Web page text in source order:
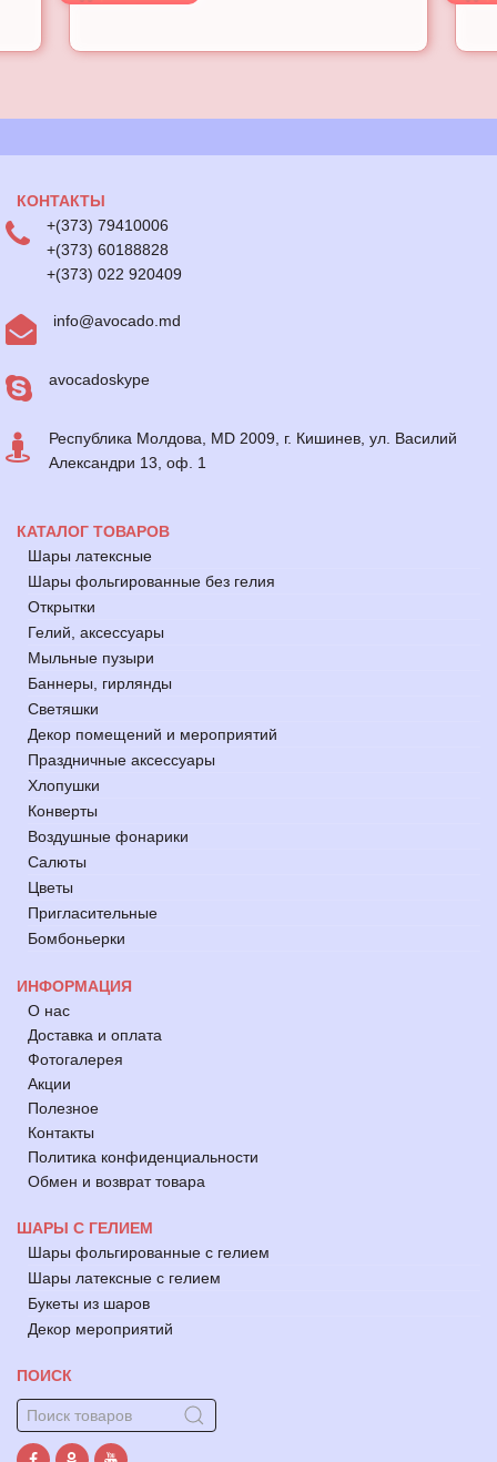
КОНТАКТЫ
+(373) 79410006
+(373) 60188828
+(373) 022 920409
info@avocado.md
avocadoskype
Республика Молдова, MD 2009, г. Кишинев, ул. Василий
Александри 13, оф. 1
КАТАЛОГ ТОВАРОВ
Шары латексные
Шары фольгированные без гелия
Открытки
Гелий, аксессуары
Мыльные пузыри
Баннеры, гирлянды
Светяшки
Декор помещений и мероприятий
Праздничные аксессуары
Хлопушки
Конверты
Воздушные фонарики
Салюты
Цветы
Пригласительные
Бомбоньерки
ИНФОРМАЦИЯ
О нас
Доставка и оплата
Фотогалерея
Акции
Полезное
Контакты
Политика конфиденциальности
Обмен и возврат товара
ШАРЫ С ГЕЛИЕМ
Шары фольгированные с гелием
Шары латексные с гелием
Букеты из шаров
Декор мероприятий
ПОИСК